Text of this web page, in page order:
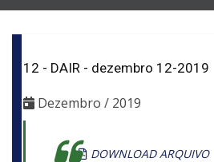
12 - DAIR - dezembro 12-2019
Dezembro / 2019
DOWNLOAD ARQUIVO